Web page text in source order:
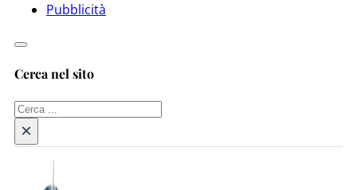
Pubblicità
Cerca nel sito
Cerca
×